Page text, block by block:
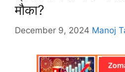
मौका?
December 9, 2024 Manoj